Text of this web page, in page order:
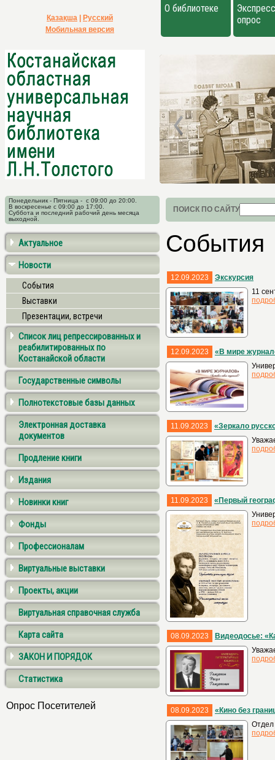
Қазақша
Русский
Мобильная версия
О библиотеке
опрос
Понедельник - Пятница - с 09:00 до 20:00.
В воскресенье с 09:00 до 17:00.
Суббота и последний рабочий день месяца
выходной.
ПОИСК ПО САЙТУ
Актуальное
Новости
События
Выставки
Презентации, встречи
Список лиц репрессированных и
реабилитированных по
Костанайской области
Государственные символы
Полнотекстовые базы данных
Электронная доставка
документов
Продление книги
Издания
Новинки книг
Фонды
Профессионалам
Виртуальные выставки
Проекты, акции
Виртуальная справочная служба
Карта сайта
ЗАКОН И ПОРЯДОК
Статистика
Опрос Посетителей
События
12.09.2023
Экскурсия
11
12.09.2023
«В мире
11.09.2023
«Зеркало
11.09.2023
«Первый
08.09.2023
Видеодосье:
08.09.2023
«Кино без
Отдел